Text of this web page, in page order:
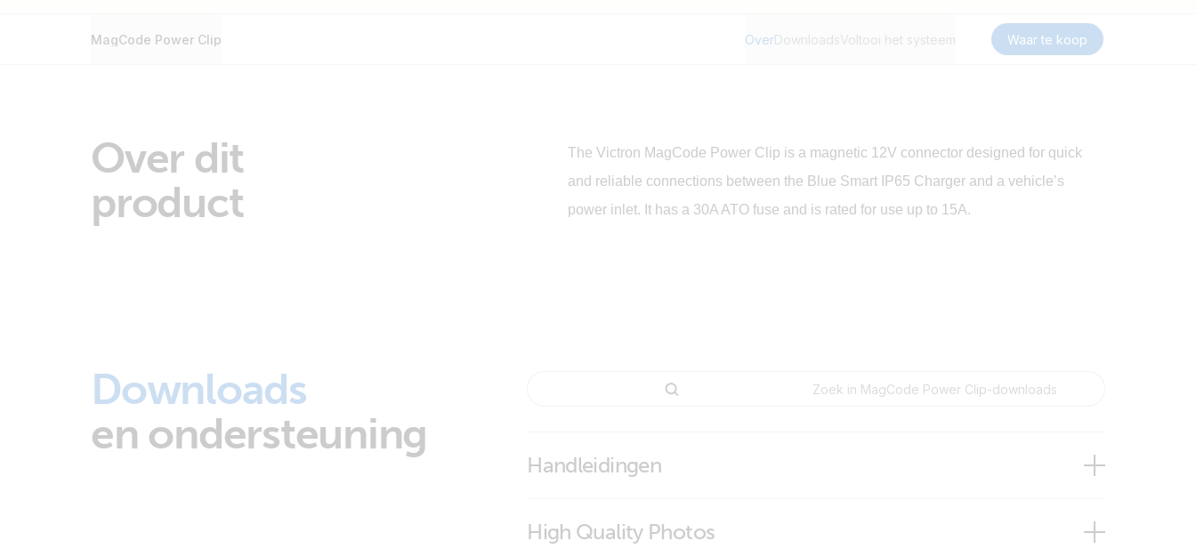
MagCode Power Clip OverDownloadsVoltooi het systeem Waar te koop
Over dit
product
The Victron MagCode Power Clip is a magnetic 12V connector designed for quick
and reliable connections between the Blue Smart IP65 Charger and a vehicle’s
power inlet. It has a 30A ATO fuse and is rated for use up to 15A.
Downloads
en ondersteuning
Handleidingen
High Quality Photos